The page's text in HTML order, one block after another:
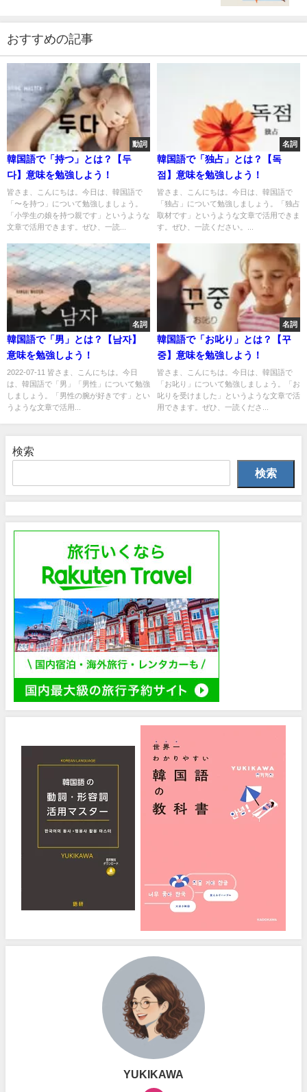
おすすめの記事
動詞
韓国語で「持つ」とは？【두
다】意味を勉強しよう！
皆さま、こんにちは。今日は、韓国語で
「〜を持つ」について勉強しましょう。
「小学生の娘を持つ親です」というような
文章で活用できます。ぜひ、一読...
名詞
韓国語で「独占」とは？【독
점】意味を勉強しよう！
皆さま、こんにちは。今日は、韓国語で
「独占」について勉強しましょう。「独占
取材です」というような文章で活用できま
す。ぜひ、一読ください。...
名詞
韓国語で「男」とは？【남자】
意味を勉強しよう！
2022-07-11 皆さま、こんにちは。今日
は、韓国語で「男」「男性」について勉強
しましょう。「男性の腕が好きです」とい
うような文章で活用...
名詞
韓国語で「お叱り」とは？【꾸
중】意味を勉強しよう！
皆さま、こんにちは。今日は、韓国語で
「お叱り」について勉強しましょう。「お
叱りを受けました」というような文章で活
用できます。ぜひ、一読くださ...
検索
検索
YUKIKAWA